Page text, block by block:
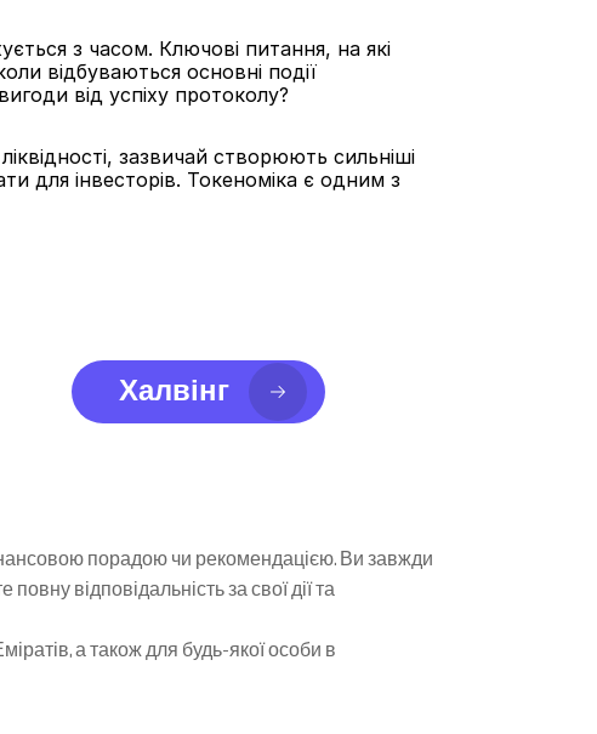
з часом. Ключові питання, на які
відбуваються основні події
від успіху протоколу?
зазвичай створюють сильніші
для інвесторів. Токеноміка є одним з
Халвінг
порадою чи рекомендацією. Ви завжди
відповідальність за свої дії та
а також для будь-якої особи в